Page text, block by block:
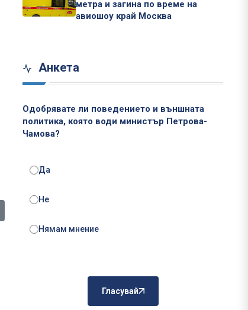
метра и загина по време на
авиошоу край Москва
Анкета
Одобрявате ли поведението и външната
политика, която води министър Петрова-
Чамова?
Да
Не
Нямам мнение
Гласувай